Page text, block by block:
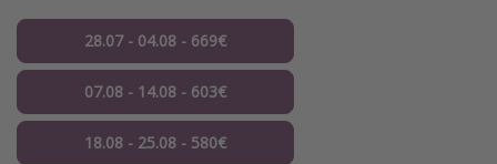
28.07 - 04.08 - 669€
07.08 - 14.08 - 603€
18.08 - 25.08 - 580€